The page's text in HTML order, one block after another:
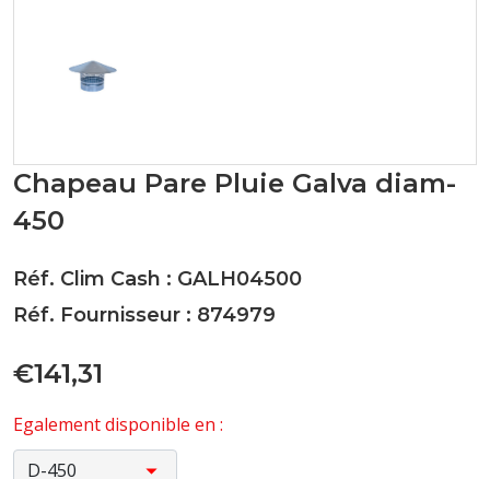
Chapeau Pare Pluie Galva diam-
450
Réf. Clim Cash : GALH04500
Réf. Fournisseur : 874979
€141,31
Egalement disponible en :